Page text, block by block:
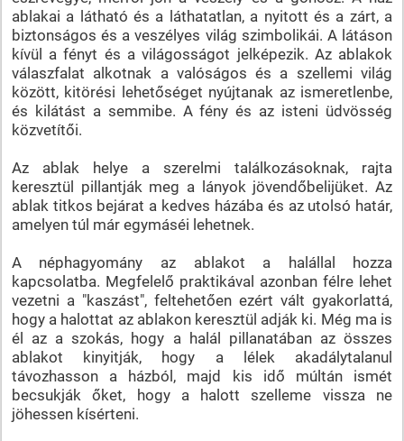
ablakai a látható és a láthatatlan, a nyitott és a zárt, a
biztonságos és a veszélyes világ szimbolikái. A látáson
kívül a fényt és a világosságot jelképezik. Az ablakok
válaszfalat alkotnak a valóságos és a szellemi világ
között, kitörési lehetőséget nyújtanak az ismeretlenbe,
és kilátást a semmibe. A fény és az isteni üdvösség
közvetítői.
Az ablak helye a szerelmi találkozásoknak, rajta
keresztül pillantják meg a lányok jövendőbelijüket. Az
ablak titkos bejárat a kedves házába és az utolsó határ,
amelyen túl már egymáséi lehetnek.
A néphagyomány az ablakot a halállal hozza
kapcsolatba. Megfelelő praktikával azonban félre lehet
vezetni a "kaszást", feltehetően ezért vált gyakorlattá,
hogy a halottat az ablakon keresztül adják ki. Még ma is
él az a szokás, hogy a halál pillanatában az összes
ablakot kinyitják, hogy a lélek akadálytalanul
távozhasson a házból, majd kis idő múltán ismét
becsukják őket, hogy a halott szelleme vissza ne
jöhessen kísérteni.